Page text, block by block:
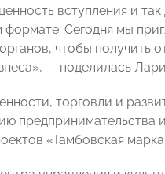
вступления и
Сегодня мы
чтобы получить
— поделилась
торговли и
предпринимательства
«Тамбовская